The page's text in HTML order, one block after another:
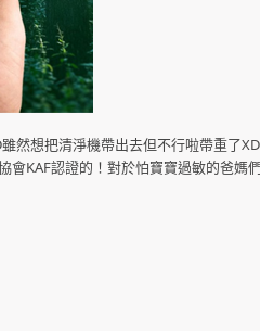
然想把清淨機帶出去但不行啦帶重了
KAF認證的！對於怕寶寶過敏的爸